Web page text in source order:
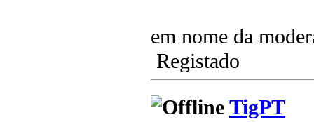
em nome da
Registado
TigPT